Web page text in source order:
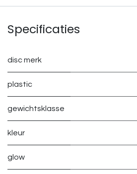
Specificaties
disc merk
plastic
gewichtsklasse
kleur
glow